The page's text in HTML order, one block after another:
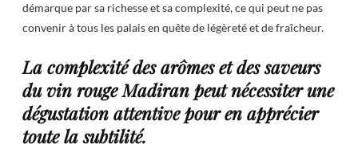
démarque par sa richesse et sa complexité, ce qui peut ne pas
convenir à tous les palais en quête de légèreté et de fraîcheur.
La complexité des arômes et des saveurs
du vin rouge Madiran peut nécessiter une
dégustation attentive pour en apprécier
toute la subtilité.